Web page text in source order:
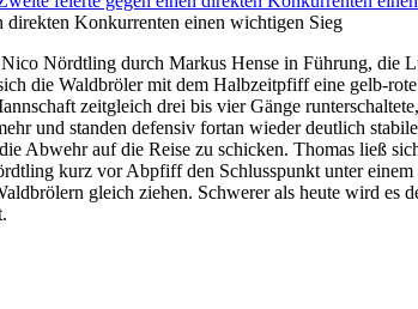
direkten Konkurrenten einen wichtigen Sieg
Nördtling durch Markus Hense in Führung,
die Waldbröler mit dem Halbzeitpfiff eine gelb-
zeitgleich drei bis vier Gänge
und standen defensiv fortan wieder deutlich
Abwehr auf die Reise zu schicken. Thomas ließ
kurz vor Abpfiff den Schlusspunkt unter
gleich ziehen. Schwerer als heute wird